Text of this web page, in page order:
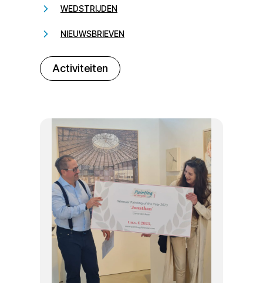
WEDSTRIJDEN
NIEUWSBRIEVEN
Activiteiten
232323